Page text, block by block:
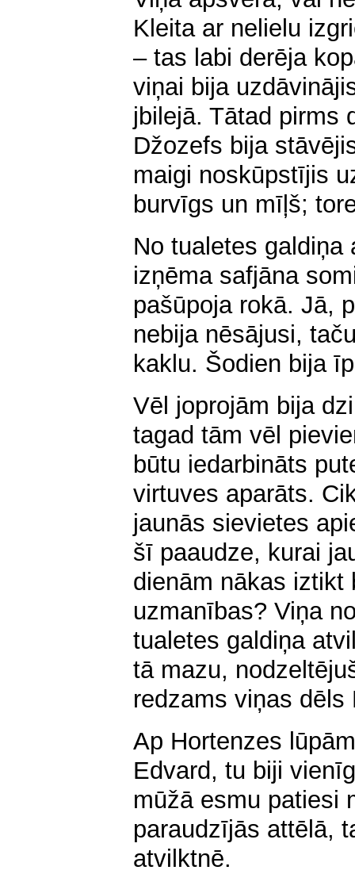
Kleita ar nelielu
– tas labi derēja
viņai bija
jbilejā. Tātad pirms
Džozefs bija
maigi noskūpstījis
burvīgs un mīļš;
No tualetes galdiņa
izņēma safjāna
pašūpoja rokā. Jā,
nebija nēsājusi,
kaklu. Šodien bija
Vēl joprojām bija
tagad tām vēl
būtu iedarbināts
virtuves aparāts.
jaunās sievietes
šī paaudze, kurai
dienām nākas
uzmanības? Viņa
tualetes galdiņa
tā mazu,
redzams viņas dēls
Ap Hortenzes
Edvard, tu biji
mūžā esmu patiesi
paraudzījās attēlā,
atvilktnē.